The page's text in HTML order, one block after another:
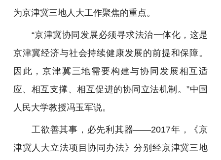
为京津冀三地人大工作聚焦的重点。
“京津冀协同发展必须寻求法治一体化，这是
京津冀经济与社会持续健康发展的前提和保障。
因此，京津冀三地需要构建与协同发展相互适
应、相互支撑、相互促进的协同立法机制。”中国
人民大学教授冯玉军说。
工欲善其事，必先利其器——2017年，《京
津冀人大立法项目协同办法》分别经京津冀三地